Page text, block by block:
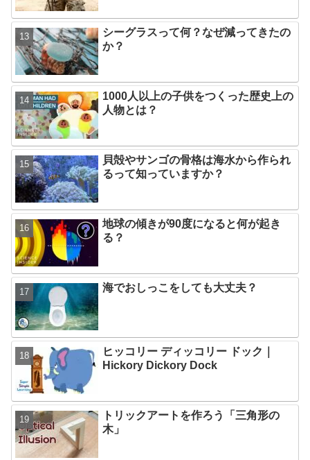
シーグラスって何？なぜ減ってきたの
か？
1000人以上の子供をつくった歴史上の
人物とは？
貝殻やサンゴの骨格は海水から作られ
るって知っていますか？
地球の傾きが90度になると何が起き
る？
海でおしっこをしても大丈夫？
ヒッコリー ディッコリー ドック｜
Hickory Dickory Dock
トリックアートを作ろう「三角形の
木」